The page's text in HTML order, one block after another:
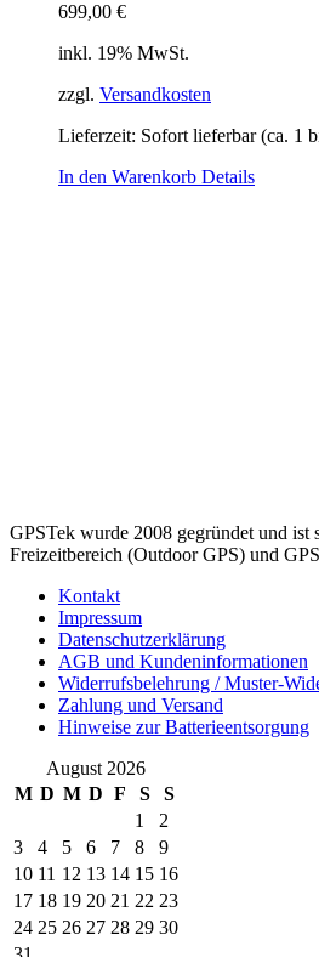
699,00 €
inkl. 19% MwSt.
zzgl. Versandkosten
Lieferzeit: Sofort lieferbar (ca. 1
In den Warenkorb Details
GPSTek wurde 2008 gegründet und
Freizeitbereich (Outdoor GPS) und
Kontakt
Impressum
Datenschutzerklärung
AGB und Kundeninformationen
Widerrufsbelehrung / Muster-
Zahlung und Versand
Hinweise zur Batterieentsorgung
August 2026
M D M D F S
S
1
2
3
4 5 6 7 8
9
10 11 12 13 14 15 16
17 18 19 20 21 22 23
24 25 26 27 28 29 30